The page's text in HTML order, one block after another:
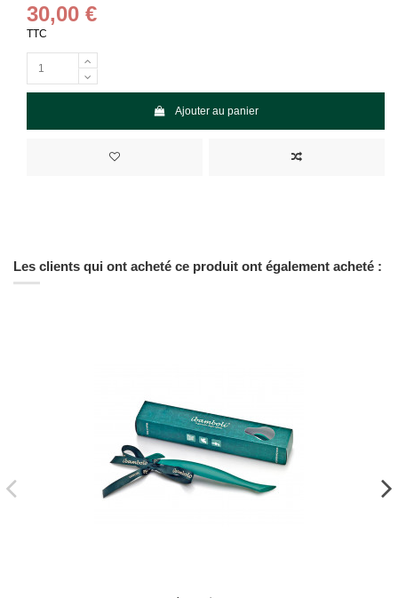
30,00 €
TTC
Ajouter au panier
Les clients qui ont acheté ce produit ont également acheté :